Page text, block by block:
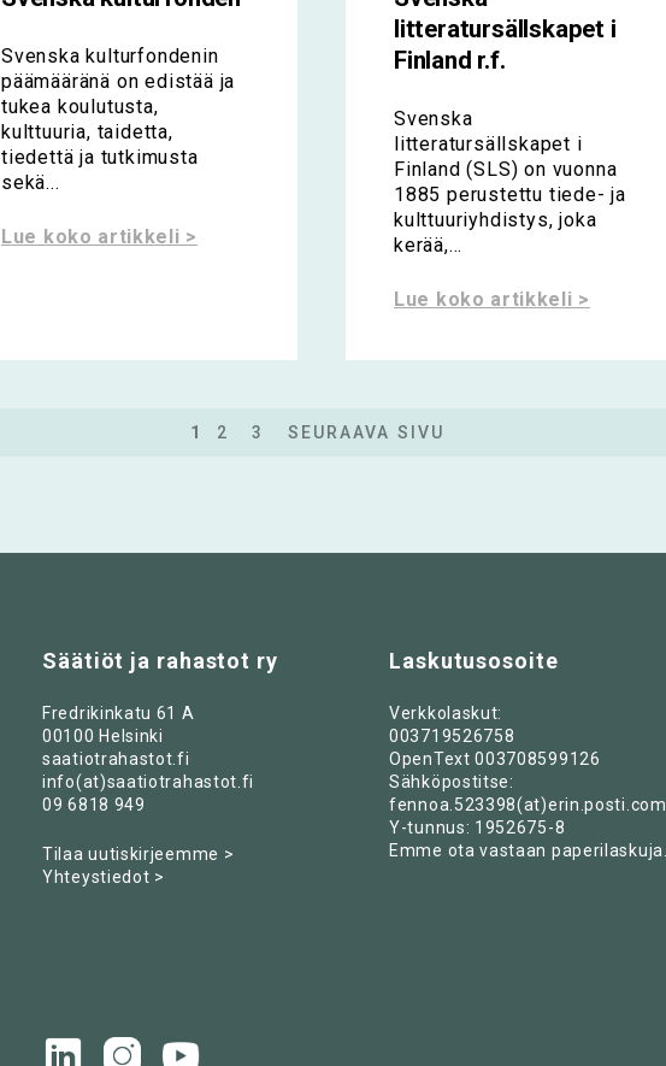
Svenska kulturfondenin
päämääränä on edistää ja
tukea koulutusta,
kulttuuria, taidetta,
tiedettä ja tutkimusta
sekä...
Lue koko artikkeli >
litteratursällskapet i
Finland r.f.
Svenska
litteratursällskapet i
Finland (SLS) on vuonna
1885 perustettu tiede- ja
kulttuuriyhdistys, joka
kerää,...
Lue koko artikkeli >
1 2 3 SEURAAVA SIVU
Säätiöt ja rahastot ry
Fredrikinkatu 61 A
00100 Helsinki
saatiotrahastot.fi
info(at)saatiotrahastot.fi
09 6818 949
Tilaa uutiskirjeemme >
Yhteystiedot >
Laskutusosoite
Verkkolaskut:
003719526758
OpenText 003708599126
Sähköpostitse:
fennoa.523398(at)erin.posti.com
Y-tunnus: 1952675-8
Emme ota vastaan paperilaskuja.